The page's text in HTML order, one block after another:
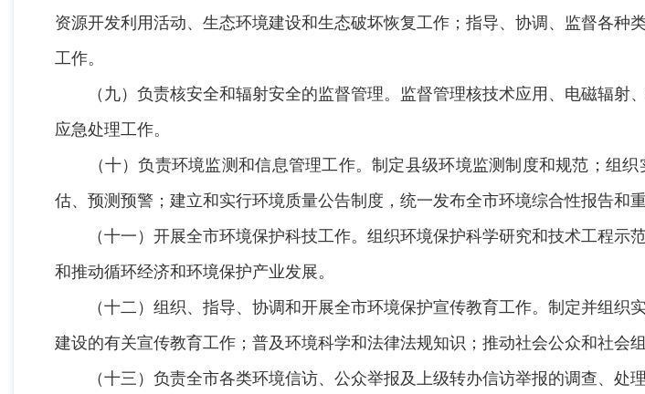
资源开发利用活动、生态环境建设和生态破坏恢复工作；指导、协调、监督各
工作。
（九）负责核安全和辐射安全的监督管理。监督管理核技术应用、电磁辐射
应急处理工作。
（十）负责环境监测和信息管理工作。制定县级环境监测制度和规范；组织
估、预测预警；建立和实行环境质量公告制度，统一发布全市环境综合性报告和重
（十一）开展全市环境保护科技工作。组织环境保护科学研究和技术工程示
和推动循环经济和环境保护产业发展。
（十二）组织、指导、协调和开展全市环境保护宣传教育工作。制定并组织
建设的有关宣传教育工作；普及环境科学和法律法规知识；推动社会公众和社会
（十三）负责全市各类环境信访、公众举报及上级转办信访举报的调查、处理